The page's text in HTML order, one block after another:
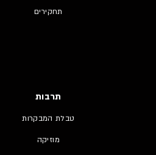
תחקירים
תרבות
טבלת המבקרות
מוזיקה